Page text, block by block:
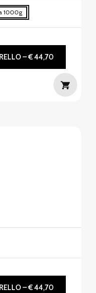
1000g
– € 44,70
– € 44,70